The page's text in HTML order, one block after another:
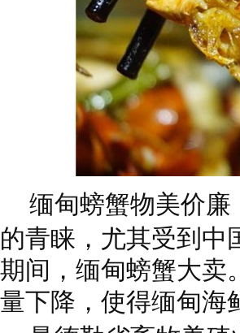
缅甸螃蟹物美价
的青睐，尤其受到中
期间，缅甸螃蟹大卖
量下降，使得缅甸海